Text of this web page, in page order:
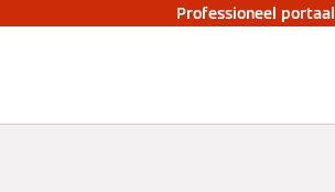
Professioneel portaal